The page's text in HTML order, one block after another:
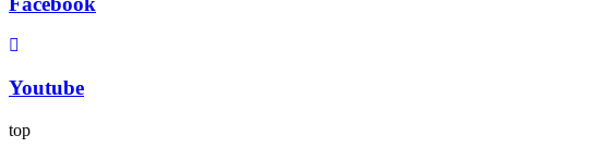
Youtube
top